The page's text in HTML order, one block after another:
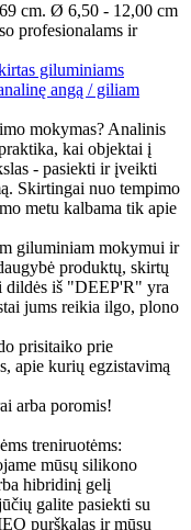
cm. Ø 6,50 - 12,00 cm
profesionalams ir
giluminiams
angą / giliam
mokymas? Analinis
kai objektai į
- pasiekti ir įveikti
Skirtingai nuo tempimo
metu kalbama tik apie
giluminiam mokymui ir
produktų, skirtų
dildės iš "DEEP'R" yra
jums reikia ilgo, plono
prisitaiko prie
apie kurių egzistavimą
arba poromis!
treniruotėms:
mūsų silikono
hibridinį gelį
galite pasiekti su
purškalas ir mūsų